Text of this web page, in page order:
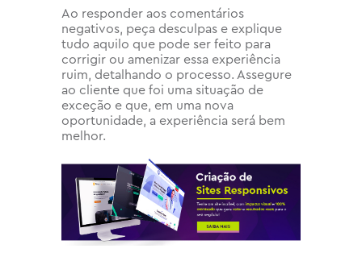
Ao responder aos comentários
negativos, peça desculpas e explique
tudo aquilo que pode ser feito para
corrigir ou amenizar essa experiência
ruim, detalhando o processo. Assegure
ao cliente que foi uma situação de
exceção e que, em uma nova
oportunidade, a experiência será bem
melhor.